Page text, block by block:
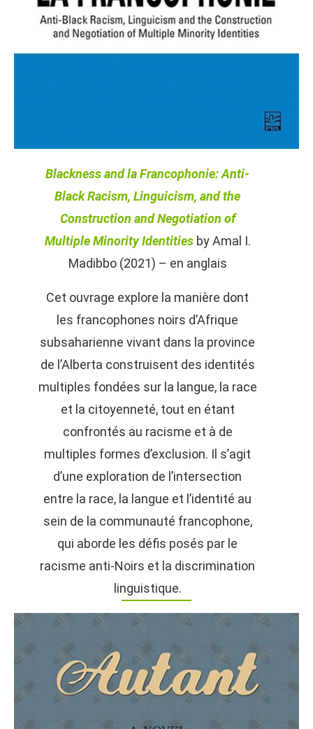
Blackness and la Francophonie: Anti-
Black Racism, Linguicism, and the
Construction and Negotiation of
Multiple Minority Identitiesby Amal I.
Madibbo (2021) – en anglais
Cet ouvrage explore la manière dont
les francophones noirs d’Afrique
subsaharienne vivant dans la province
de l’Alberta construisent des identités
multiples fondées sur la langue, la race
et la citoyenneté, tout en étant
confrontés au racisme et à de
multiples formes d’exclusion. Il s’agit
d’une exploration de l’intersection
entre la race, la langue et l’identité au
sein de la communauté francophone,
qui aborde les défis posés par le
racisme anti-Noirs et la discrimination
linguistique.